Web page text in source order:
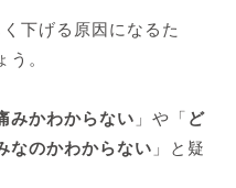
下げる原因になるた
。
みかわからない 」や「 ど
なのかわからない 」と疑